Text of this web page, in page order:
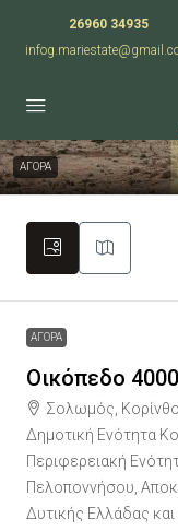
26960 34935
ΑΓΟΡΑ
ΑΓΟΡΑ
Οικόπεδο
Σολωμός,
Δημοτική Ενότητα
Περιφερειακή
Πελοποννήσου,
Δυτικής Ελλάδας